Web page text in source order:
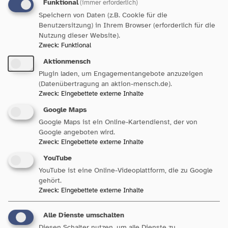
Shutterstock
als Träger für den Paritätischen in Baden-Württemberg
Funktional(immer erforderlich)
Speichern von Daten (z.B. Cookie für die
Benutzersitzung) in Ihrem Browser (erforderlich für die
Nutzung dieser Website).
Zweck: Funktional
Aktionmensch
Plugin laden, um Engagementangebote anzuzeigen
(Datenübertragung an aktion-mensch.de).
Zweck: Eingebettete externe Inhalte
Google Maps
Google Maps ist ein Online-Kartendienst, der von
Google angeboten wird.
Zweck: Eingebettete externe Inhalte
YouTube
YouTube ist eine Online-Videoplattform, die zu Google
gehört.
Zweck: Eingebettete externe Inhalte
Alle Dienste umschalten